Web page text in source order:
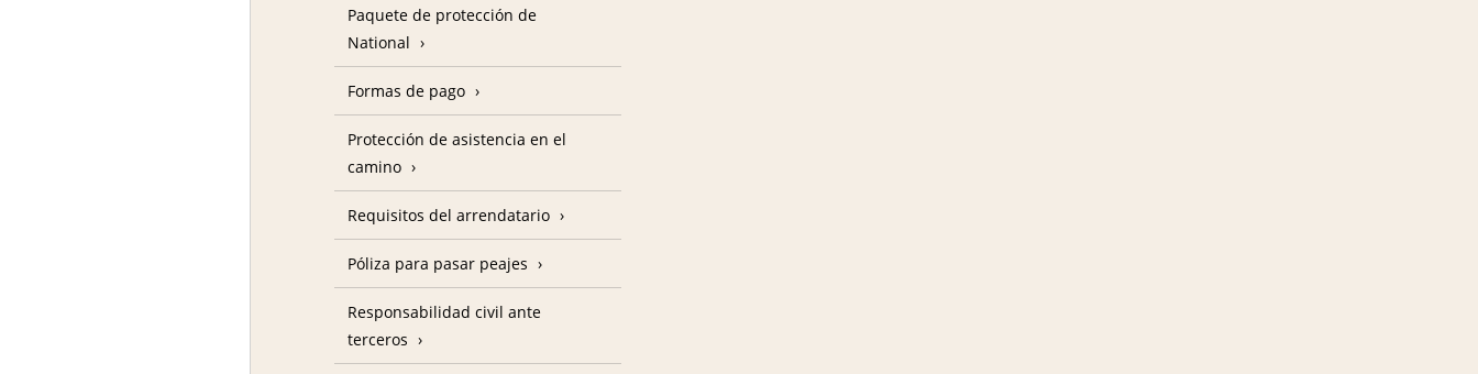
Paquete de protección de
National
Formas de pago
Protección de asistencia en el
camino
Requisitos del arrendatario
Póliza para pasar peajes
Responsabilidad civil ante
terceros